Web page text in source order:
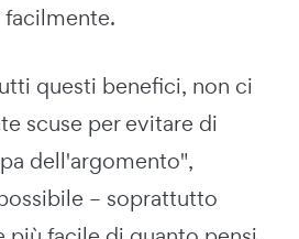
facilmente.
questi benefici, non ci
scuse per evitare di
dell'argomento",
– soprattutto